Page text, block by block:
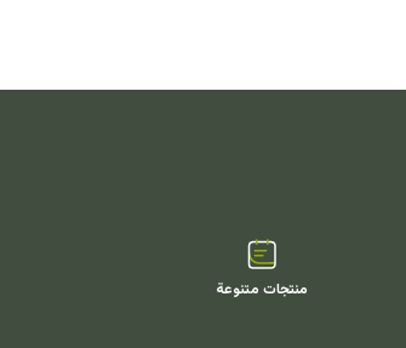
منتجات متنوعة